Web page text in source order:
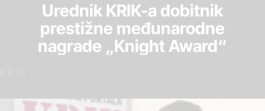
Urednik KRIK-a dobitnik
prestižne međunarodne
nagrade „Knight Award“